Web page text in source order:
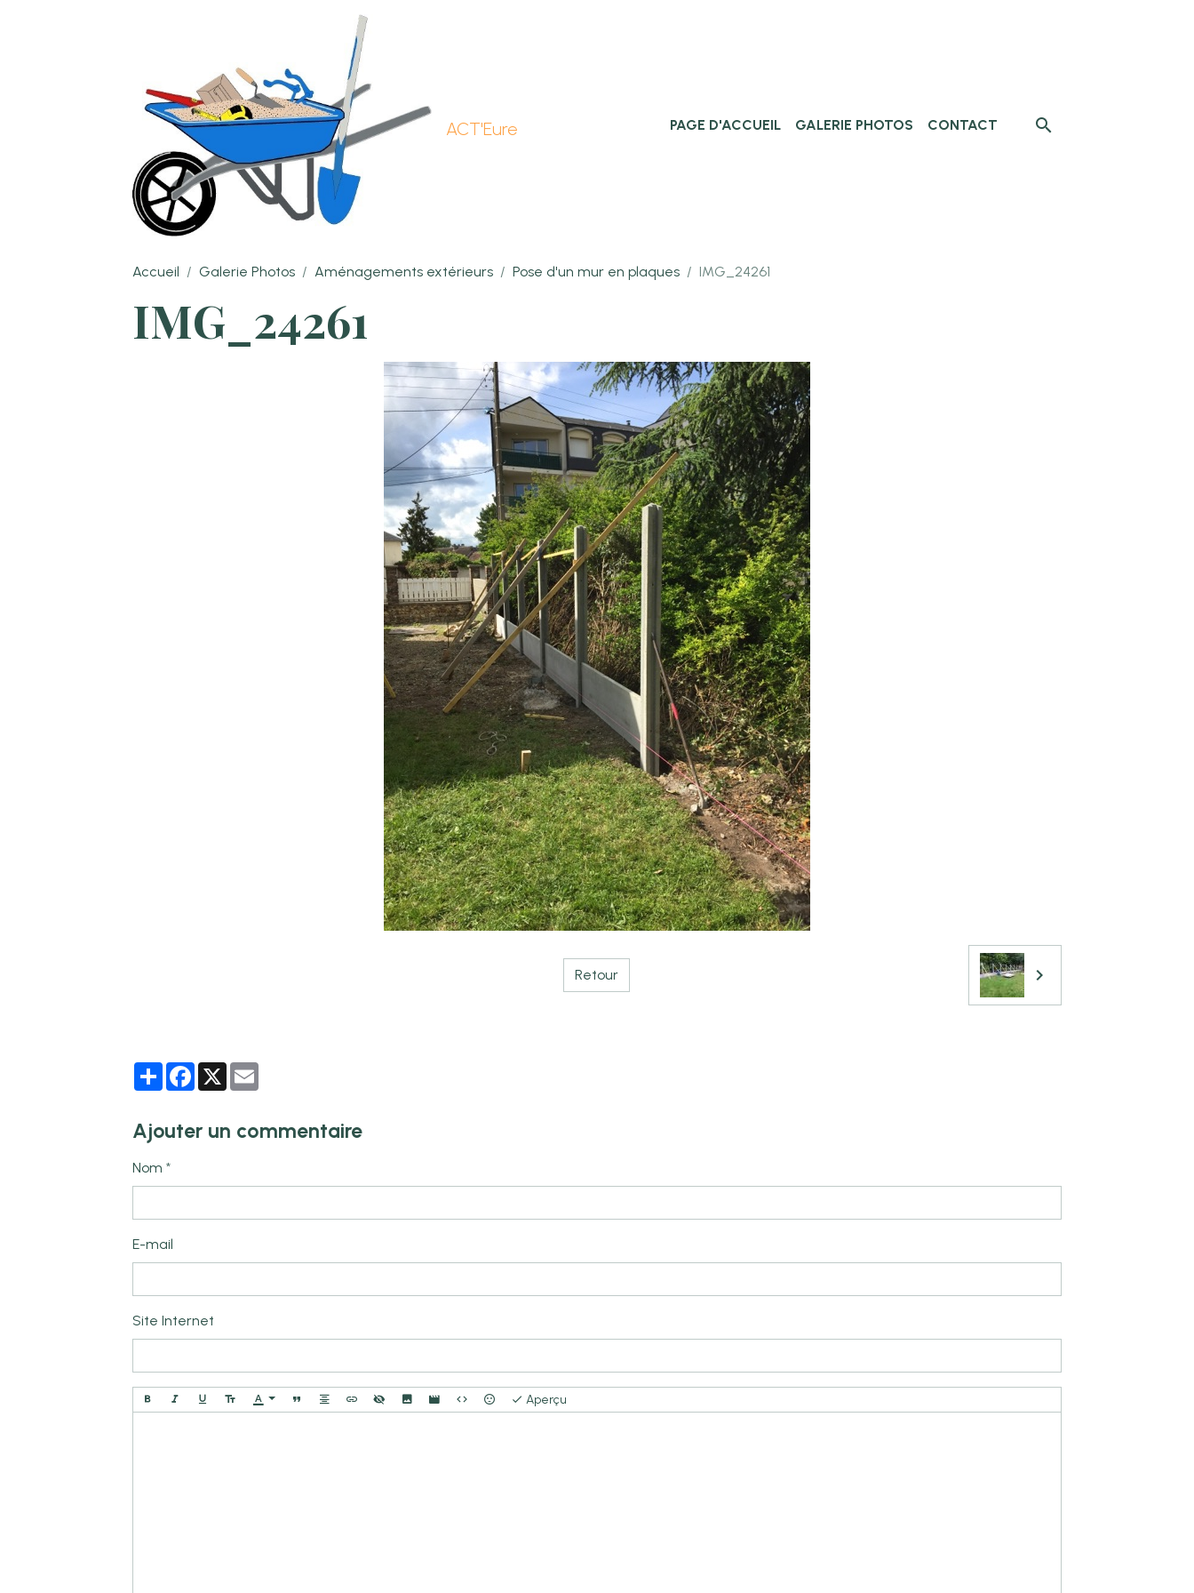
ACT'Eure PAGE D'ACCUEIL GALERIE PHOTOS CONTACT
Accueil Galerie Photos Aménagements extérieurs Pose d'un mur en plaques IMG_24261
IMG_24261
Retour
PartagerFacebook
X
Ajouter un commentaire
Nom
E-mail
Site Internet
Aperçu